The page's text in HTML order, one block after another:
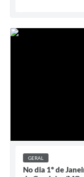
GERAL
No dia 1º de